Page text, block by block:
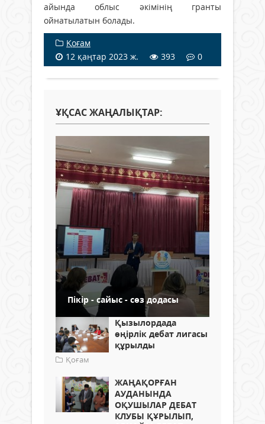
айында облыс әкімінің гранты
ойнатылатын болады.
Қоғам
12 қаңтар 2023 ж.
393 0
ҰҚСАС ЖАҢАЛЫҚТАР:
Пікір - сайыс - сөз додасы
Қызылордада
өңірлік дебат лигасы
құрылды
Қоғам
ЖАҢАҚОРҒАН
АУДАНЫНДА
ОҚУШЫЛАР ДЕБАТ
КЛУБЫ ҚҰРЫЛЫП,